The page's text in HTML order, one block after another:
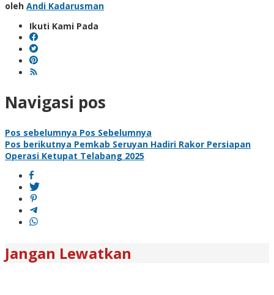
oleh Andi Kadarusman
Ikuti Kami Pada
Navigasi pos
Pos sebelumnya Pos Sebelumnya
Pos berikutnya Pemkab Seruyan Hadiri Rakor Persiapan
Operasi Ketupat Telabang 2025
Jangan Lewatkan